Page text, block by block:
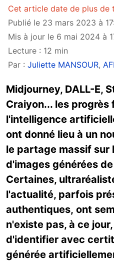
Cet article date de plus de
Publié le 23 mars 2023 à
Mis à jour le 6 mai 2024 à
Lecture : 12 min
Par : Juliette MANSOUR,
Midjourney, DALL-E,
Craiyon... les
l'intelligence
ont donné lieu à un
le partage massif sur
d'images générées
Certaines,
l'actualité, parfois
authentiques, ont
n'existe pas, à ce
d'identifier avec
générée